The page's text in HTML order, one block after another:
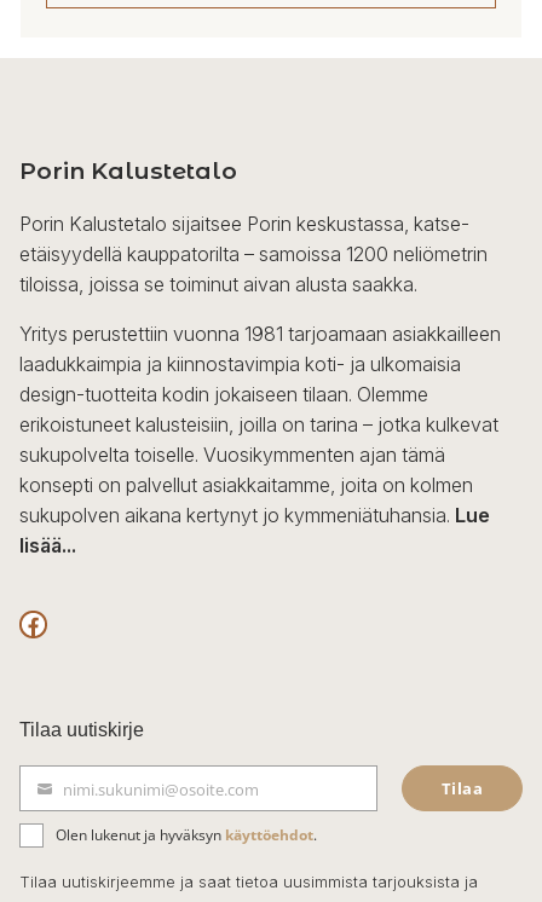
Porin Kalustetalo
Porin Kalustetalo sijaitsee Porin keskustassa, katse-
etäisyydellä kauppatorilta – samoissa 1200 neliömetrin
tiloissa, joissa se toiminut aivan alusta saakka.
Yritys perustettiin vuonna 1981 tarjoamaan asiakkailleen
laadukkaimpia ja kiinnostavimpia koti- ja ulkomaisia
design-tuotteita kodin jokaiseen tilaan. Olemme
erikoistuneet kalusteisiin, joilla on tarina – jotka kulkevat
sukupolvelta toiselle. Vuosikymmenten ajan tämä
konsepti on palvellut asiakkaitamme, joita on kolmen
sukupolven aikana kertynyt jo kymmeniätuhansia. Lue
lisää...
F
c
e
b
o
o
Tilaa uutiskirje
ä
h
k
nimi.sukunimi@osoite.com Tilaa
Olen lukenut ja hyväksyn käyttöehdot.
Tilaa uutiskirjeemme ja saat tietoa uusimmista tarjouksista ja